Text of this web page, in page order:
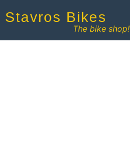
Stavros Bikes
The bike shop!